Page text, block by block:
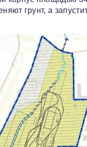
грунт, а